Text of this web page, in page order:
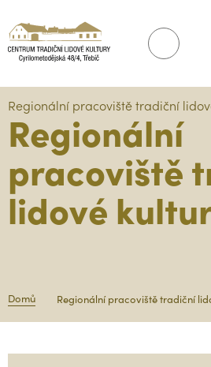
Regionální pracoviště tradiční
Regionální
pracoviště
lidové
Domů Regionální pracoviště tradiční